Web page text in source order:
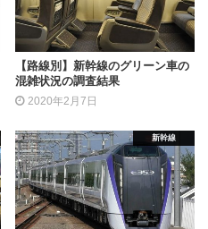
【路線別】新幹線のグリーン車の
混雑状況の調査結果
2020年2月7日
新幹線